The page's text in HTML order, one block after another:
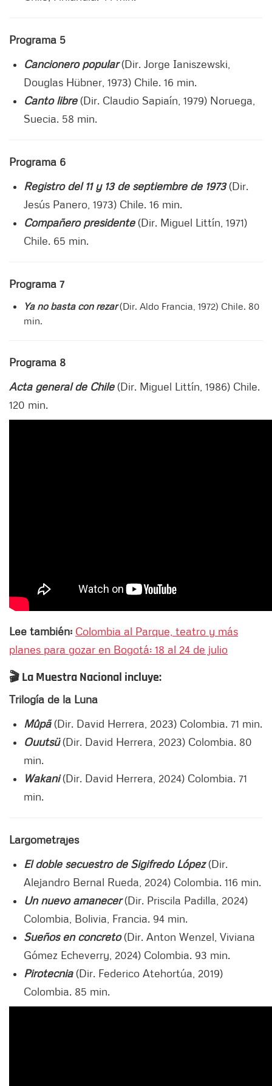
Programa 5
Cancionero popular (Dir. Jorge Ianiszewski,
Douglas Hübner, 1973) Chile. 16 min.
Canto libre(Dir. Claudio Sapiaín, 1979) Noruega,
Suecia. 58 min.
Programa 6
Registro del 11 y 13 de septiembre de 1973(Dir.
Jesús Panero, 1973) Chile. 16 min.
Compañero presidente (Dir. Miguel Littín, 1971)
Chile. 65 min.
Programa 7
Ya no basta con rezar(Dir. Aldo Francia, 1972) Chile. 80
min.
Programa 8
Acta general de Chile(Dir. Miguel Littín, 1986) Chile.
120 min.
Lee también: Colombia al Parque, teatro y más
planes para gozar en Bogotá: 18 al 24 de julio
🎬 La Muestra Nacional incluye:
Trilogía de la Luna
Mûpã (Dir. David Herrera, 2023) Colombia. 71 min.
Ouutsü (Dir. David Herrera, 2023) Colombia. 80
min.
Wakani(Dir. David Herrera, 2024) Colombia. 71
min.
Largometrajes
El doble secuestro de Sigifredo López(Dir.
Alejandro Bernal Rueda, 2024) Colombia. 116 min.
Un nuevo amanecer(Dir. Priscila Padilla, 2024)
Colombia, Bolivia, Francia. 94 min.
Sueños en concreto(Dir. Anton Wenzel, Viviana
Gómez Echeverry, 2024) Colombia. 93 min.
Pirotecnia(Dir. Federico Atehortúa, 2019)
Colombia. 85 min.